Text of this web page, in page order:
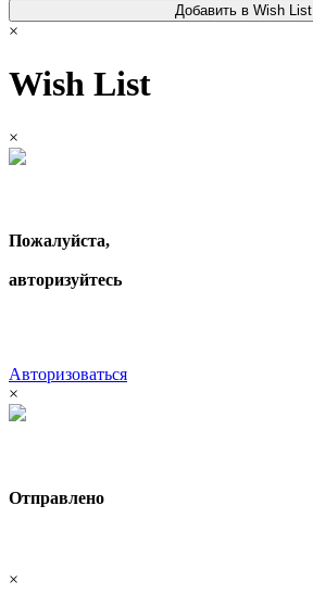
Добавить в Wish List
×
Wish List
×
Пожалуйста,
авторизуйтесь
Авторизоваться
×
Отправлено
×